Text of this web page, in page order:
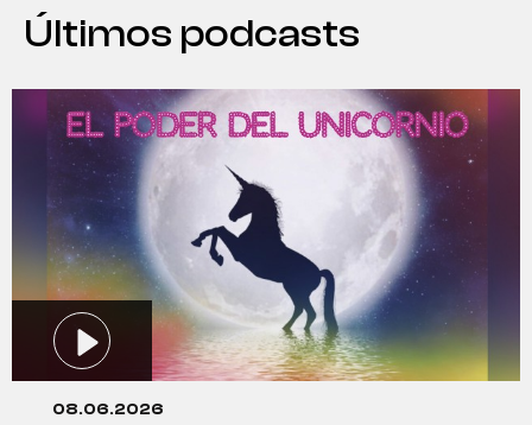
Últimos podcasts
08.06.2026